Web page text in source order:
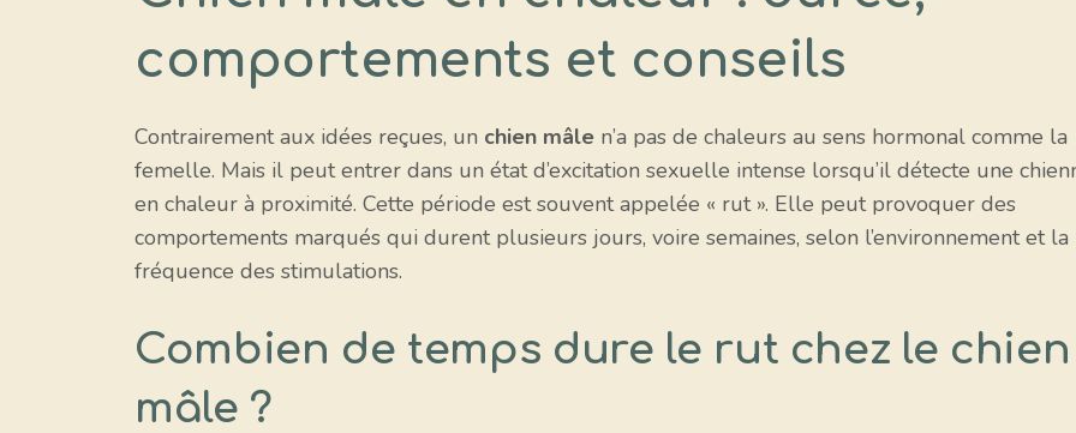
comportements et conseils
Contrairement aux idées reçues, un chien mâle n’a pas de chaleurs au sens hormonal comme la
femelle. Mais il peut entrer dans un état d’excitation sexuelle intense lorsqu’il détecte une
en chaleur à proximité. Cette période est souvent appelée « rut ». Elle peut provoquer des
comportements marqués qui durent plusieurs jours, voire semaines, selon l’environnement et la
fréquence des stimulations.
Combien de temps dure le rut chez le chien
mâle ?